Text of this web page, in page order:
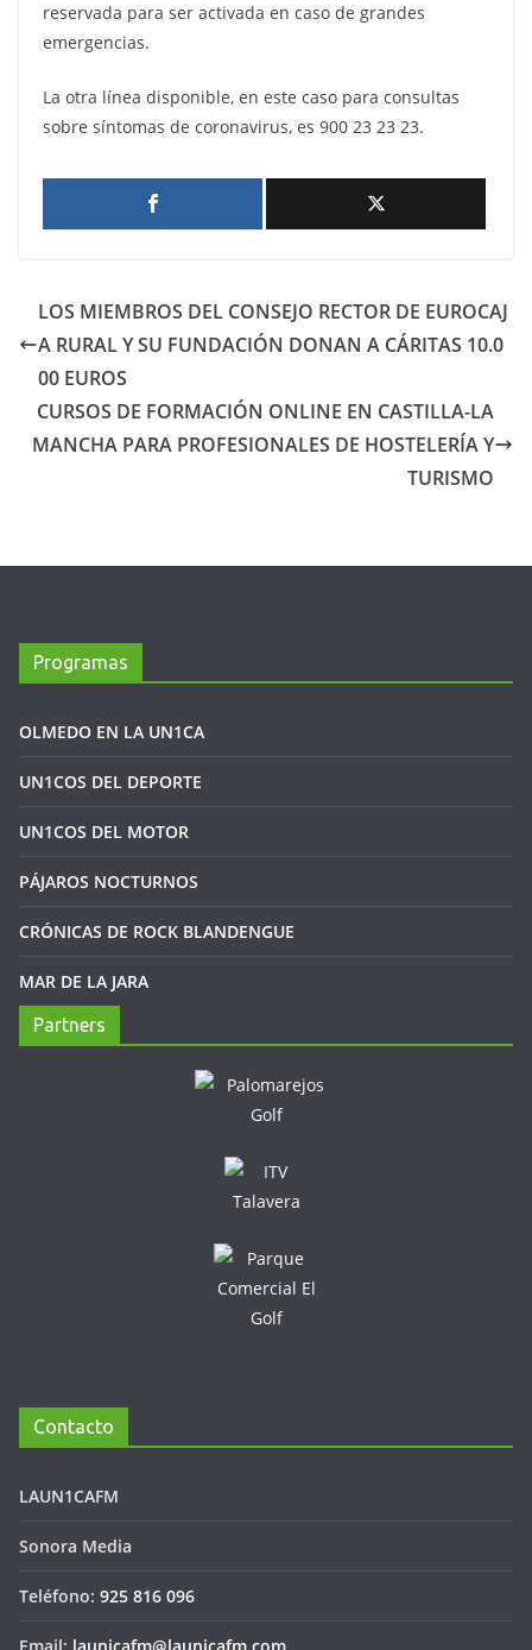
reservada para ser activada en caso de grandes
emergencias.
La otra línea disponible, en este caso para consultas
sobre síntomas de coronavirus, es 900 23 23 23.
LOS MIEMBROS DEL CONSEJO RECTOR DE EUROCAJ
A RURAL Y SU FUNDACIÓN DONAN A CÁRITAS 10.0
00 EUROS
CURSOS DE FORMACIÓN ONLINE EN CASTILLA-LA
MANCHA PARA PROFESIONALES DE HOSTELERÍA Y
TURISMO
Programas
OLMEDO EN LA UN1CA
UN1COS DEL DEPORTE
UN1COS DEL MOTOR
PÁJAROS NOCTURNOS
CRÓNICAS DE ROCK BLANDENGUE
MAR DE LA JARA
Partners
Contacto
LAUN1CAFM
Sonora Media
Teléfono: 925 816 096